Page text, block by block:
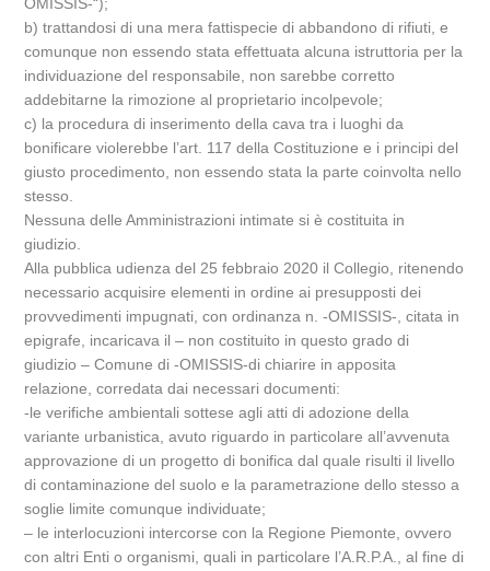
b) trattandosi di una mera fattispecie di abbandono di rifiuti, e
comunque non essendo stata effettuata alcuna istruttoria per la
individuazione del responsabile, non sarebbe corretto
addebitarne la rimozione al proprietario incolpevole;
c) la procedura di inserimento della cava tra i luoghi da
bonificare violerebbe l’art. 117 della Costituzione e i principi del
giusto procedimento, non essendo stata la parte coinvolta nello
stesso.
Nessuna delle Amministrazioni intimate si è costituita in
giudizio.
Alla pubblica udienza del 25 febbraio 2020 il Collegio, ritenendo
necessario acquisire elementi in ordine ai presupposti dei
provvedimenti impugnati, con ordinanza n. -OMISSIS-, citata in
epigrafe, incaricava il – non costituito in questo grado di
giudizio – Comune di -OMISSIS-di chiarire in apposita
relazione, corredata dai necessari documenti:
-le verifiche ambientali sottese agli atti di adozione della
variante urbanistica, avuto riguardo in particolare all’avvenuta
approvazione di un progetto di bonifica dal quale risulti il livello
di contaminazione del suolo e la parametrazione dello stesso a
soglie limite comunque individuate;
– le interlocuzioni intercorse con la Regione Piemonte, ovvero
con altri Enti o organismi, quali in particolare l’A.R.P.A., al fine di